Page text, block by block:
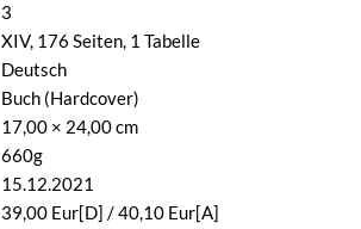
3
XIV, 176 Seiten, 1 Tabelle
Deutsch
Buch (Hardcover)
17,00 × 24,00 cm
660g
15.12.2021
39,00 Eur[D] / 40,10 Eur[A]